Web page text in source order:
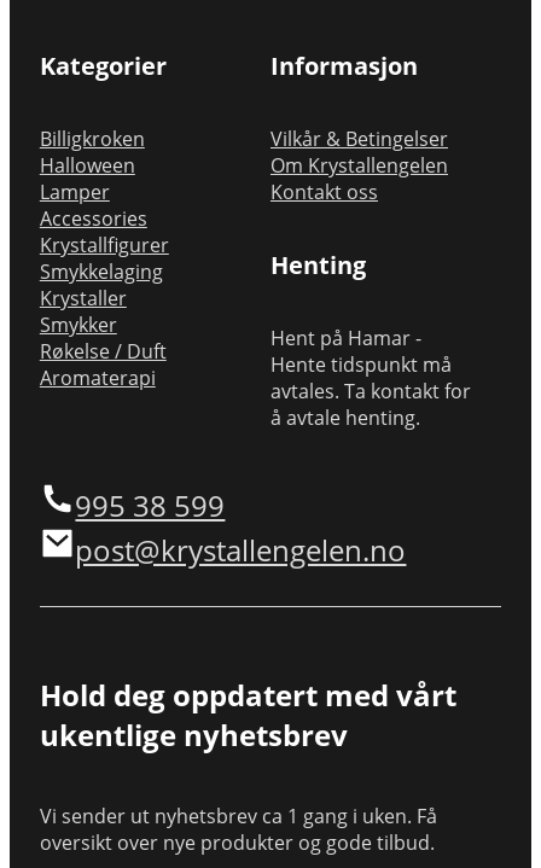
Kategorier
Billigkroken
Halloween
Lamper
Accessories
Krystallfigurer
Smykkelaging
Krystaller
Smykker
Røkelse / Duft
Aromaterapi
Informasjon
Vilkår & Betingelser
Om Krystallengelen
Kontakt oss
Henting
Hent på Hamar -
Hente tidspunkt må
avtales. Ta kontakt for
å avtale henting.
995 38 599
post@krystallengelen.no
Hold deg oppdatert med vårt
ukentlige nyhetsbrev
Vi sender ut nyhetsbrev ca 1 gang i uken. Få
oversikt over nye produkter og gode tilbud.